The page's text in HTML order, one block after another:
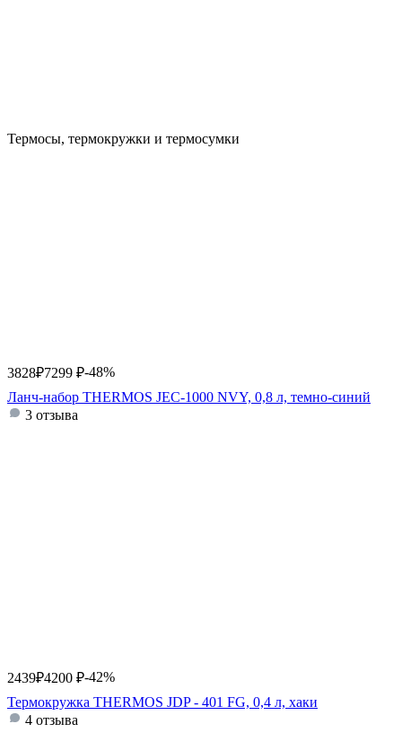
Термосы, термокружки и термосумки
3828₽7299 ₽-48%
Ланч-набор THERMOS JEC-1000 NVY, 0,8 л, темно-синий
3 отзыва
2439₽4200 ₽-42%
Термокружка THERMOS JDP - 401 FG, 0,4 л, хаки
4 отзыва